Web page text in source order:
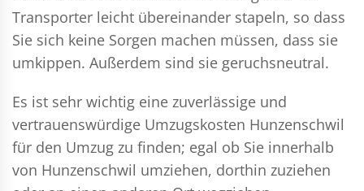
Transporter leicht übereinander stapeln, so dass
Sie sich keine Sorgen machen müssen, dass sie
umkippen. Außerdem sind sie geruchsneutral.
Es ist sehr wichtig eine zuverlässige und
vertrauenswürdige Umzugskosten Hunzenschwil
für den Umzug zu finden; egal ob Sie innerhalb
von Hunzenschwil umziehen, dorthin zuziehen